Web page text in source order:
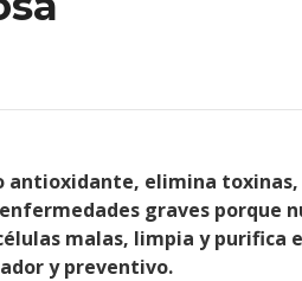
antioxidante, elimina
graves porque
malas, limpia y purifica
y preventivo.